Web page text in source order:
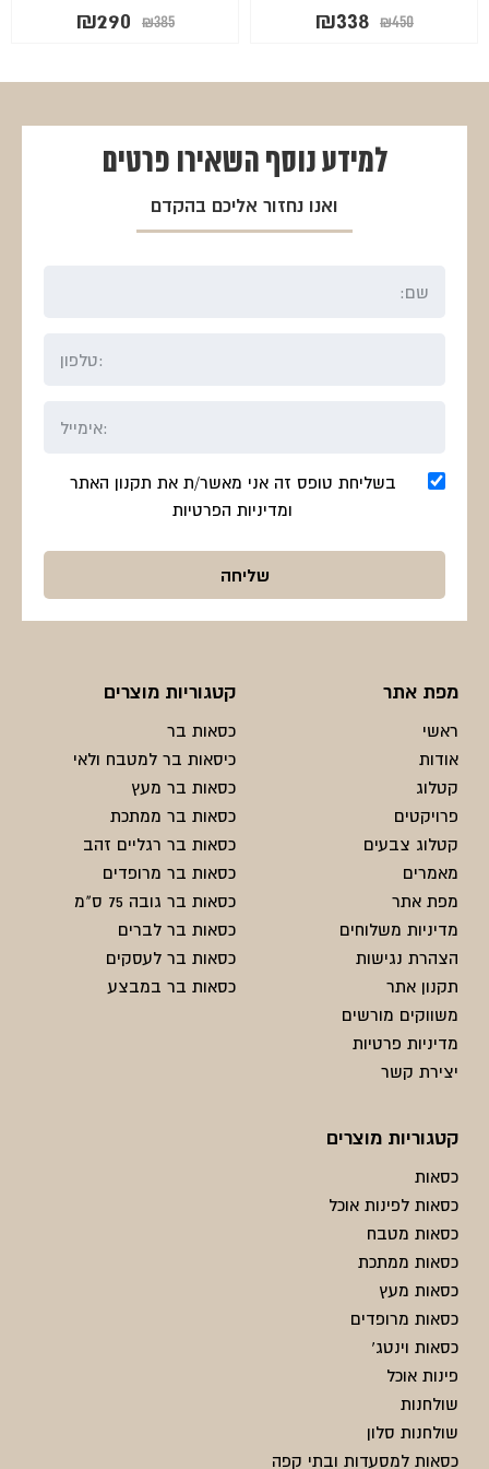
₪450
המחיר
₪338
₪385
המחיר
₪290
מפת אתר
ראשי
אודות
קטלוג
פרויקטים
קטלוג צבעים
מאמרים
מפת אתר
מדיניות משלוחים
הצהרת נגישות
תקנון אתר
משווקים מורשים
מדיניות פרטיות
יצירת קשר
קטגוריות מוצרים
כסאות בר
כיסאות בר למטבח ולאי
כסאות בר מעץ
כסאות בר ממתכת
כסאות בר רגליים זהב
כסאות בר מרופדים
כסאות בר גובה 75 ס"מ
כסאות בר לברים
כסאות בר לעסקים
כסאות בר במבצע
קטגוריות מוצרים
כסאות
כסאות לפינות אוכל
כסאות מטבח
כסאות ממתכת
כסאות מעץ
כסאות מרופדים
כסאות וינטג'
פינות אוכל
שולחנות
שולחנות סלון
כסאות למסעדות ובתי קפה
למידע נוסף השאירו פרטים
ואנו נחזור אליכם בהקדם
בשליחת טופס זה אני מאשר/ת את תקנון האתר
ומדיניות הפרטיות